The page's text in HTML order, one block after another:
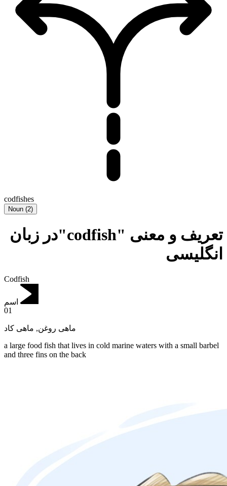
codfishes
Noun (2)
تعریف و معنی "codfish"در زبان
انگلیسی
Codfish
اسم
01
ماهی روغن, ماهی کاد
a large food fish that lives in cold marine waters with a small barbel
and three fins on the back